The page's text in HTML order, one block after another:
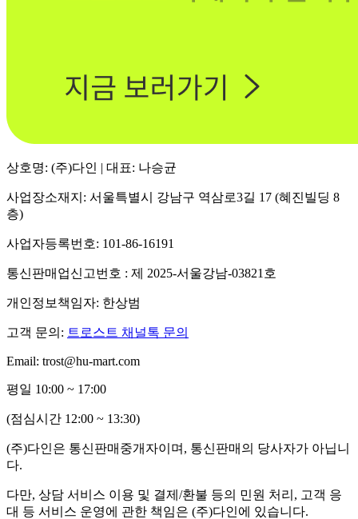
상호명: (주)다인 | 대표: 나승균
사업장소재지: 서울특별시 강남구 역삼로3길 17 (혜진빌딩 8
층)
사업자등록번호: 101-86-16191
통신판매업신고번호 : 제 2025-서울강남-03821호
개인정보책임자: 한상범
고객 문의: 트로스트 채널톡 문의
Email: trost@hu-mart.com
평일 10:00 ~ 17:00
(점심시간 12:00 ~ 13:30)
(주)다인은 통신판매중개자이며, 통신판매의 당사자가 아닙니
다.
다만, 상담 서비스 이용 및 결제/환불 등의 민원 처리, 고객 응
대 등 서비스 운영에 관한 책임은 (주)다인에 있습니다.